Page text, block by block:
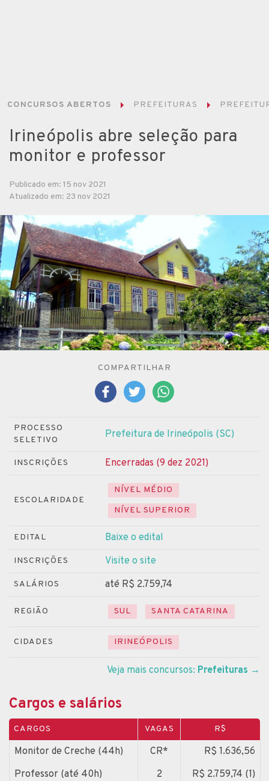
CONCURSOS ABERTOS PREFEITURAS
Irineópolis abre seleção para
monitor e professor
Publicado em: 15 nov 2021
Atualizado em: 23 nov 2021
COMPARTILHAR
PROCESSO
SELETIVO
Prefeitura de Irineópolis (SC)
INSCRIÇÕES Encerradas (9 dez 2021)
ESCOLARIDADE
NÍVEL MÉDIO
NÍVEL SUPERIOR
EDITAL Baixe o edital
INSCRIÇÕES Visite o site
SALÁRIOS até R$ 2.759,74
REGIÃO SUL SANTA CATARINA
CIDADES IRINEÓPOLIS
Veja mais concursos: Prefeituras →
Cargos e salários
CARGOS VAGAS R$
Monitor de Creche (44h) CR*
R$ 1.636,56
Professor (até 40h)
2
R$ 2.759,74 (1)